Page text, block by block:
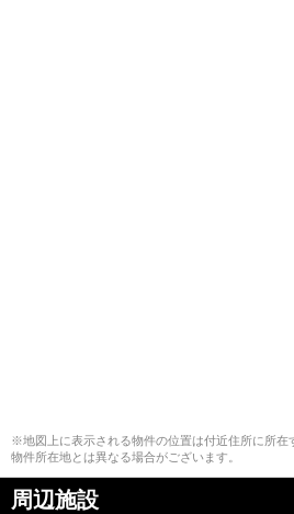
※地図上に表示される物件の位置は付近住所に所在
物件所在地とは異なる場合がございます。
周辺施設